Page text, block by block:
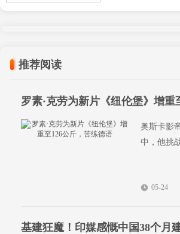
推荐阅读
罗素·克劳为新片《纽伦堡》增重
奥斯卡影
中，他挑
05-24
基建狂魔！印媒感慨中国38个月